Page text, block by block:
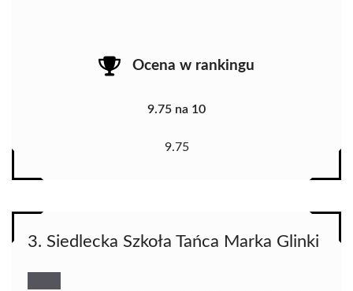
Ocena w rankingu
9.75 na 10
9.75
3. Siedlecka Szkoła Tańca Marka Glinki